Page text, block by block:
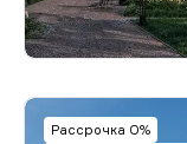
Рассрочка 0%